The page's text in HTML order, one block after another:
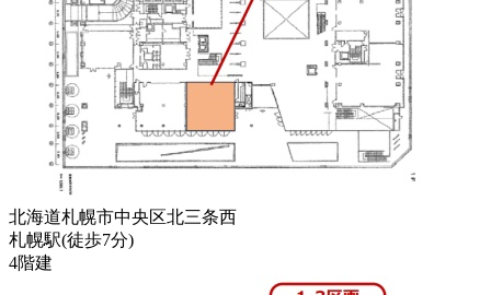
北海道札幌市中央区北三条西
札幌駅(徒歩7分)
4階建